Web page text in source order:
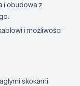
i obudowa z
i możliwości
skokami